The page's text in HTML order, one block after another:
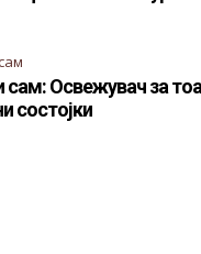
сам: Освежувач за
состојки